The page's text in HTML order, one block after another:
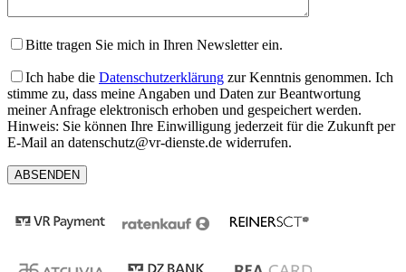
Bitte tragen Sie mich in Ihren Newsletter ein.
Ich habe die Datenschutzerklärung zur Kenntnis genommen. Ich
stimme zu, dass meine Angaben und Daten zur Beantwortung
meiner Anfrage elektronisch erhoben und gespeichert werden.
Hinweis: Sie können Ihre Einwilligung jederzeit für die Zukunft per
E-Mail an datenschutz@vr-dienste.de widerrufen.